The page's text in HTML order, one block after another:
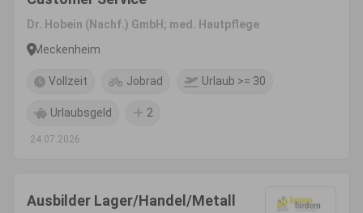
Dr. Hobein (Nachf.) GmbH; med. Hautpflege
Meckenheim
Vollzeit Jobrad Urlaub >= 30
Urlaubsgeld 2
24.07.2026
Ausbilder Lager/Handel/Metall